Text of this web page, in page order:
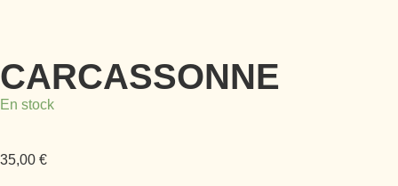
CARCASSONNE
En stock
35,00 €